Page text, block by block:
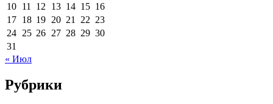
10 11 12 13 14 15 16
17 18 19 20 21 22 23
24 25 26 27 28 29 30
31
« Июл
Рубрики